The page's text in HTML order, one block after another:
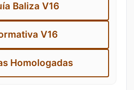
Baliza V16
V16
Homologadas